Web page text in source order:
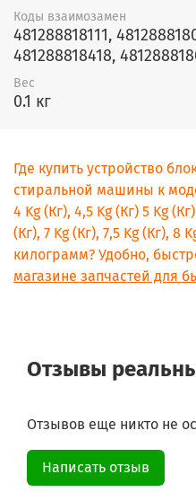
Коды взаимозамен
481288818111,
481288818418,
Вес
0.1 кг
Где купить устройство
стиральной машины к
4 Kg (Кг), 4,5 Kg (Кг) 5 Kg
(Кг), 7 Kg (Кг), 7,5 Kg (Кг), 8
килограмм? Удобно,
магазине запчастей для
Отзывы
Отзывов еще никто не
Написать отзыв